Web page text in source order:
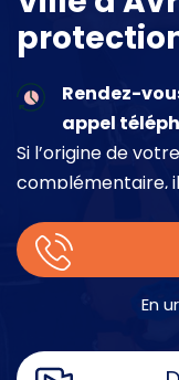
Rendez-
appel
Si l’origine de
complémentaire, il
place.
En